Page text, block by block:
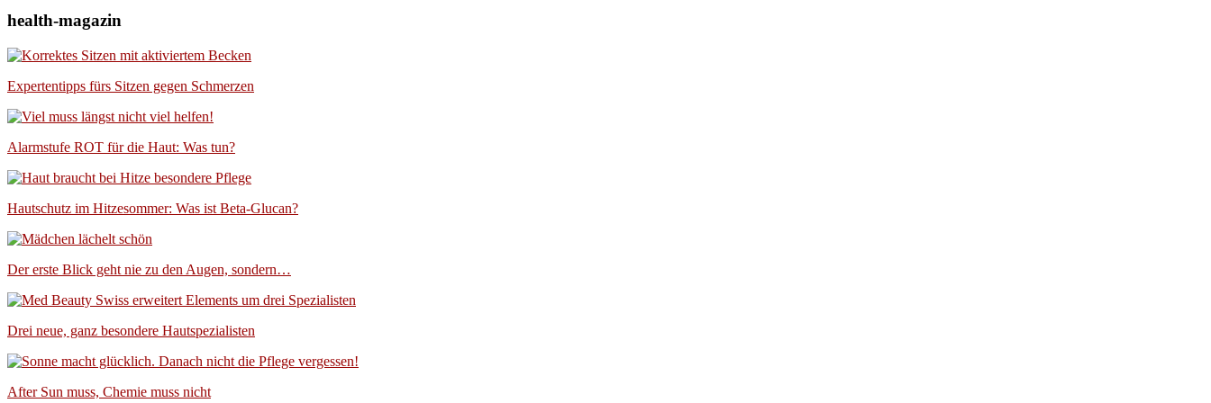
health-magazin
Expertentipps fürs Sitzen gegen Schmerzen
Alarmstufe ROT für die Haut: Was tun?
Hautschutz im Hitzesommer: Was ist Beta-Glucan?
Der erste Blick geht nie zu den Augen, sondern…
Drei neue, ganz besondere Hautspezialisten
After Sun muss, Chemie muss nicht